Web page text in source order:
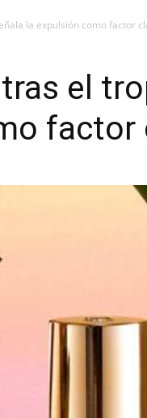
la expulsión como factor
el
factor